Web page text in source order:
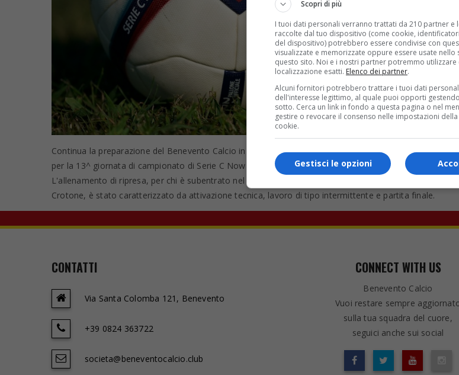
Continua la preparazione del Benevento Calcio in vista della prossima sfida casalinga di lunedì sera
per la 13^ giornata di campionato di Serie C Now 2024-2025.
L'allenamento di ripresa, per chi è subentrato nel secondo tempo e per chi non ha preso parte alla
Crotone, è stato caratterizzato da attivazione tecnica, lavoro di tipo intermittente e partita finale.
CONTATTI
Via Santa Colomba 121, Benevento
+39 0824 363722
societa@beneventocalcio.club
CONNECT WITH US
Benevento Calcio
Vuoi restare sempre
sulla tua squadra del cuore,
seguici anche sui social
Scopri di più
I tuoi dati personali verranno trattati da 210 partner e
raccolte dal tuo dispositivo (come cookie,
del dispositivo) potrebbero essere condivise con
visualizzate e memorizzate oppure essere usate nello
questo sito. Noi e i nostri partner potremmo utilizzare
localizzazione esatti. Elenco dei partner.
Alcuni fornitori potrebbero trattare i tuoi dati
dell'interesse legittimo, al quale puoi opporti
sotto. Cerca un link in fondo a questa pagina o nel
gestire o revocare il consenso nelle impostazioni
cookie.
Gestisci le opzioni